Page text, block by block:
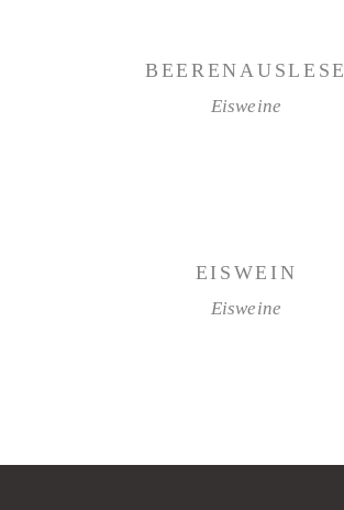
BEERENAUSLESE
Eisweine
EISWEIN
Eisweine